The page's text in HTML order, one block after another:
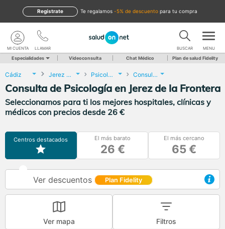
te regalamos -5% de descuento para tu compra
Regístrate
LLAMAR
MI CUENTA BUSCAR MENU
Especialidades Videoconsulta Chat Médico Plan de salud Fidelity
Cádiz Jerez de la Frontera Psicología Consulta de Psicología
Consulta de Psicología en Jerez de la Frontera
Seleccionamos para ti los mejores hospitales, clínicas y
médicos con precios desde 26 €
Centros destacados El más barato
26 €
El más cercano
65 €
Ver descuentos Plan Fidelity
Ver mapa Filtros